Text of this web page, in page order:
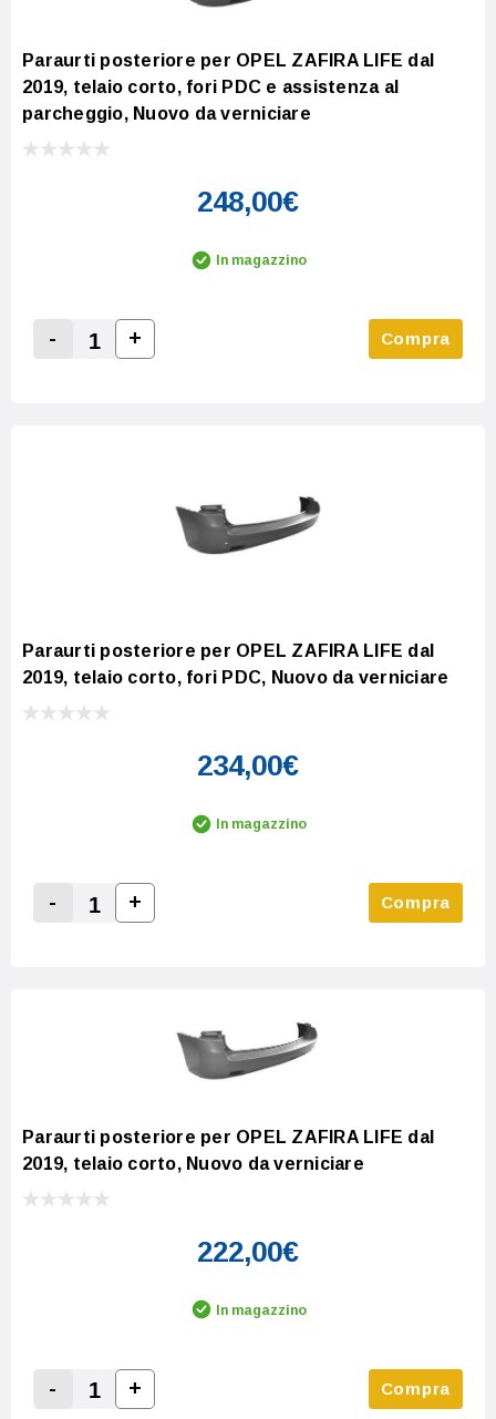
Paraurti posteriore per OPEL ZAFIRA LIFE dal
2019, telaio corto, fori PDC e assistenza al
parcheggio, Nuovo da verniciare
248,00€
In magazzino
Decrease Quantity:
-
Increase Quantity:
+ Compra
Paraurti posteriore per OPEL ZAFIRA LIFE dal
2019, telaio corto, fori PDC, Nuovo da verniciare
234,00€
In magazzino
Decrease Quantity:
-
Increase Quantity:
+ Compra
Paraurti posteriore per OPEL ZAFIRA LIFE dal
2019, telaio corto, Nuovo da verniciare
222,00€
In magazzino
Decrease Quantity:
-
Increase Quantity:
+ Compra